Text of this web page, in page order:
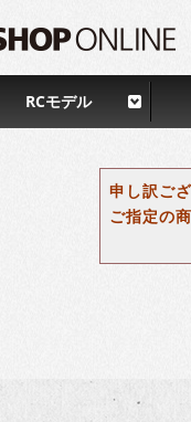
RCモデル
申し訳ご
ご指定の